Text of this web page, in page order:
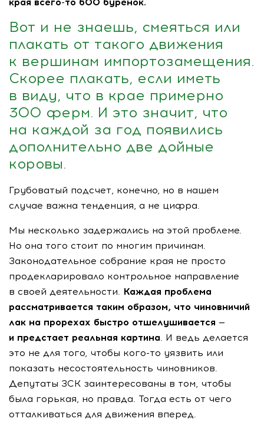
Вот и не знаешь, смеяться или
плакать от такого движения
к вершинам импортозамещения.
Скорее плакать, если иметь
в виду, что в крае примерно
300 ферм. И это значит, что
на каждой за год появились
дополнительно две дойные
коровы.
Грубоватый подсчет, конечно, но в нашем
случае важна тенденция, а не цифра.
Мы несколько задержались на этой проблеме.
Но она того стоит по многим причинам.
Законодательное собрание края не просто
продекларировало контрольное направление
в своей деятельности. Каждая проблема
рассматривается таким образом, что чиновничий
лак на прорехах быстро отшелушивается —
и предстает реальная картина. И ведь делается
это не для того, чтобы кого-то уязвить или
показать несостоятельность чиновников.
Депутаты ЗСК заинтересованы в том, чтобы
была горькая, но правда. Тогда есть от чего
отталкиваться для движения вперед.